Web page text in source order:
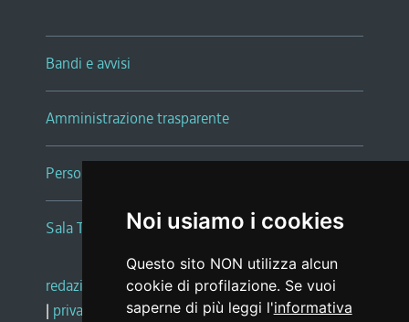
Noi usiamo i cookies
Questo sito NON utilizza alcun
cookie di profilazione. Se vuoi
saperne di più leggi l'informativa
Bandi e avvisi
Amministrazione trasparente
Persone e Uffici
Sala Tiziano Tessitori
redazione web |note legali |glossario
| privacy
social media policy